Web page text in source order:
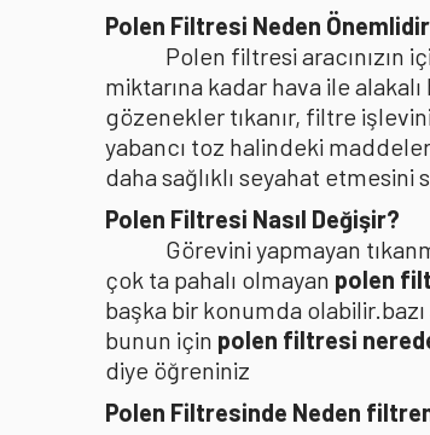
Polen Filtresi Neden
Polen filtresi
miktarına kadar hava ile
gözenekler tıkanır, filtre
yabancı toz halindeki
daha sağlıklı seyahat
Polen Filtresi Nasıl Değişir?
Görevini yapmayan
çok ta pahalı olmayan polen
başka bir konumda
bunun için polen filtresi
diye öğreniniz
Polen Filtresinde Neden